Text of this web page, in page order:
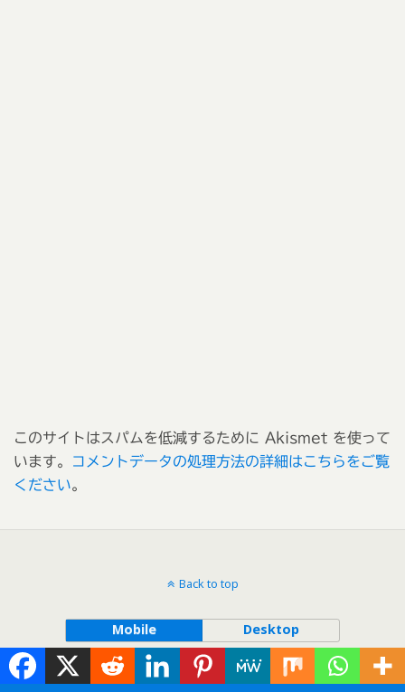
このサイトはスパムを低減するために Akismet を使って
います。
コメントデータの処理方法の詳細はこちらをご覧
ください。
Back to top
Mobile Desktop